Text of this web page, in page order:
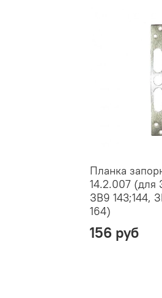
Планка
14.2.007 (для
ЗВ9 143;144,
164)
156 руб